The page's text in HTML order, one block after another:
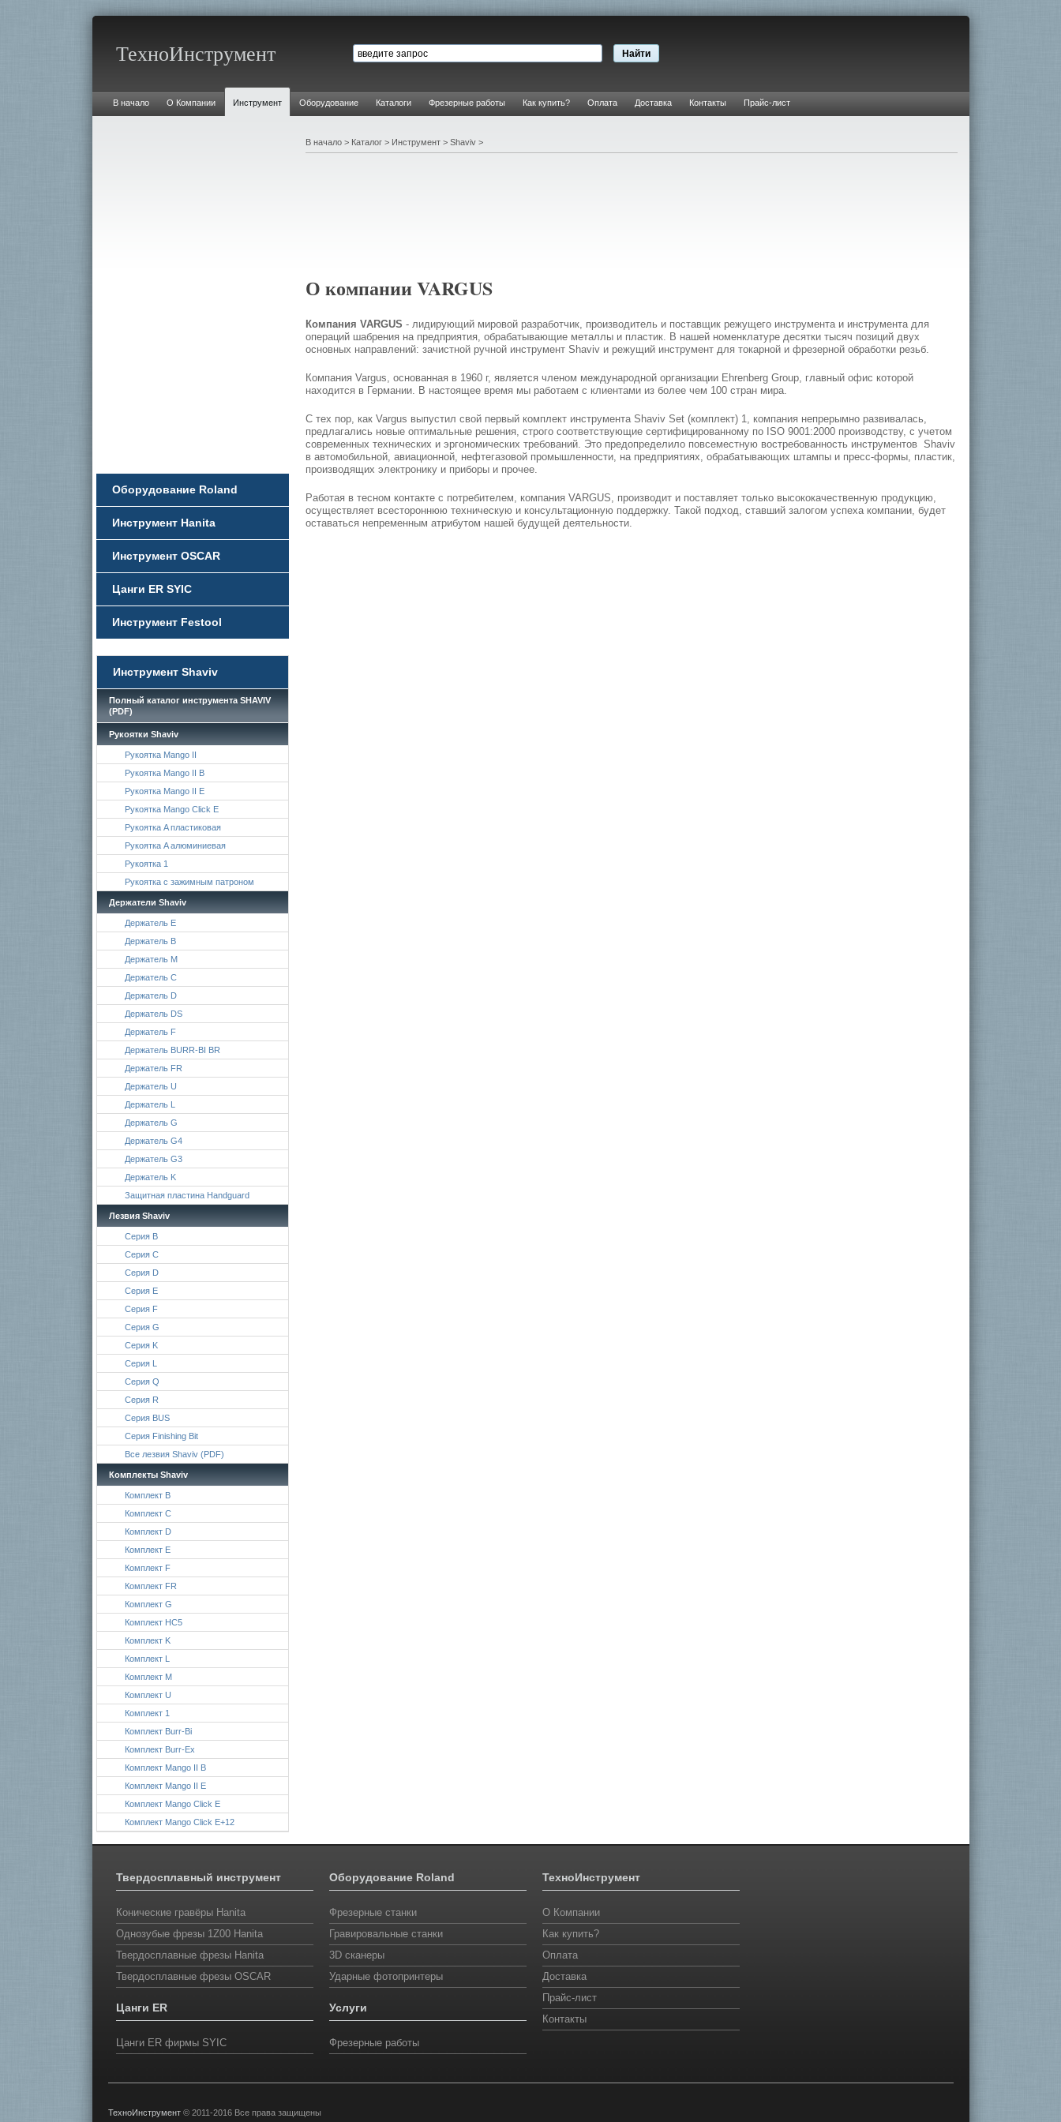
ТехноИнструмент
В начало О Компании Инструмент Оборудование Каталоги Фрезерные работы Как купить? Оплата Доставка Контакты Прайс-лист
Оборудование Roland
Инструмент Hanita
Инструмент OSCAR
Цанги ER SYIC
Инструмент Festool
Инструмент Shaviv
Полный каталог инструмента SHAVIV
(PDF)
Рукоятки Shaviv
Рукоятка Mango II
Рукоятка Mango II B
Рукоятка Mango II E
Рукоятка Mango Click E
Рукоятка A пластиковая
Рукоятка A алюминиевая
Рукоятка 1
Рукоятка с зажимным патроном
Держатели Shaviv
Держатель E
Держатель B
Держатель M
Держатель C
Держатель D
Держатель DS
Держатель F
Держатель BURR-BI BR
Держатель FR
Держатель U
Держатель L
Держатель G
Держатель G4
Держатель G3
Держатель K
Защитная пластина Handguard
Лезвия Shaviv
Серия B
Серия C
Серия D
Серия E
Серия F
Серия G
Серия K
Серия L
Серия Q
Серия R
Серия BUS
Серия Finishing Bit
Все лезвия Shaviv (PDF)
Комплекты Shaviv
Комплект B
Комплект C
Комплект D
Комплект E
Комплект F
Комплект FR
Комплект G
Комплект HC5
Комплект K
Комплект L
Комплект M
Комплект U
Комплект 1
Комплект Burr-Bi
Комплект Burr-Ex
Комплект Mango II B
Комплект Mango II E
Комплект Mango Click E
Комплект Mango Click E+12
В начало> Каталог> Инструмент> Shaviv>
О компании VARGUS
Компания VARGUS - лидирующий мировой разработчик, производитель и поставщик режущего инструмента и инструмента для
операций шабрения на предприятия, обрабатывающие металлы и пластик. В нашей номенклатуре десятки тысяч позиций двух
основных направлений: зачистной ручной инструмент Shaviv и режущий инструмент для токарной и фрезерной обработки резьб.
Компания Vargus, основанная в 1960 г, является членом международной организации Ehrenberg Group, главный офис которой
находится в Германии. В настоящее время мы работаем с клиентами из более чем 100 стран мира.
С тех пор, как Vargus выпустил свой первый комплект инструмента Shaviv Set (комплект) 1, компания непрерымно развивалась,
предлагались новые оптимальные решения, строго соответствующие сертифицированному по ISO 9001:2000 производству, с учетом
современных технических и эргономических требований. Это предопределило повсеместную востребованность инструментов Shaviv
в автомобильной, авиационной, нефтегазовой промышленности, на предприятиях, обрабатывающих штампы и пресс-формы, пластик,
производящих электронику и приборы и прочее.
Работая в тесном контакте с потребителем, компания VARGUS, производит и поставляет только высококачественную продукцию,
осуществляет всестороннюю техническую и консультационную поддержку. Такой подход, ставший залогом успеха компании, будет
оставаться непременным атрибутом нашей будущей деятельности.
Твердосплавный инструмент
Конические гравёры Hanita
Однозубые фрезы 1Z00 Hanita
Твердосплавные фрезы Hanita
Твердосплавные фрезы OSCAR
Цанги ER
Цанги ER фирмы SYIС
Оборудование Roland
Фрезерные станки
Гравировальные станки
3D сканеры
Ударные фотопринтеры
Услуги
Фрезерные работы
ТехноИнструмент
О Компании
Как купить?
Оплата
Доставка
Прайс-лист
Контакты
ТехноИнструмент© 2011-2016 Все права защищены